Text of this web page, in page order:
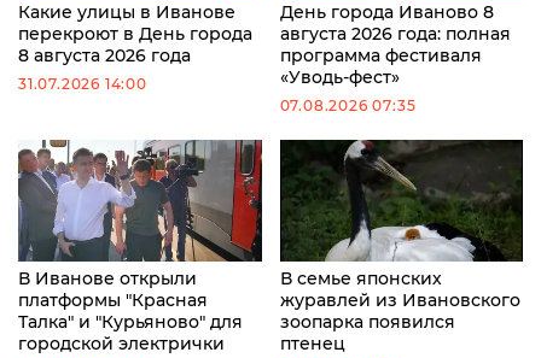
Какие улицы в Иванове
перекроют в День города
8 августа 2026 года
31.07.2026 14:00
День города Иваново 8
августа 2026 года: полная
программа фестиваля
«Уводь-фест»
07.08.2026 07:35
В Иванове открыли
платформы "Красная
Талка" и "Курьяново" для
городской электрички
В семье японских
журавлей из Ивановского
зоопарка появился
птенец